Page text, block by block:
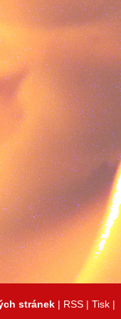
stránek | RSS | Tisk |